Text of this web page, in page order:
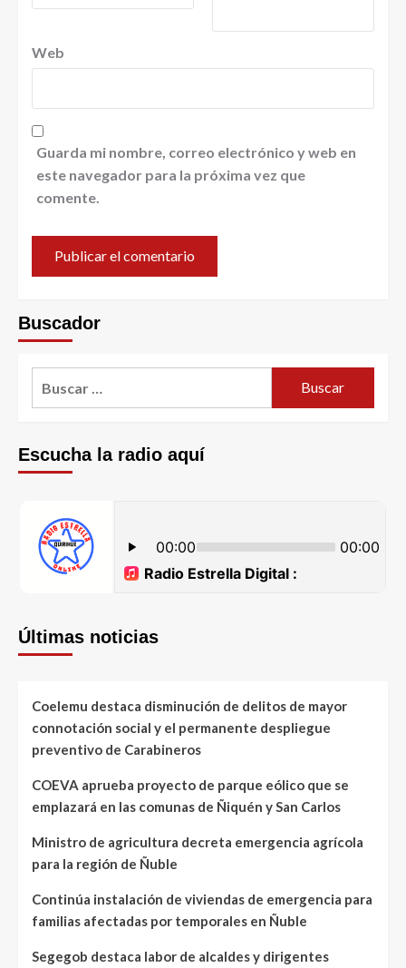
Web
Guarda mi nombre, correo electrónico y web en
este navegador para la próxima vez que
comente.
Buscador
Escucha la radio aquí
Últimas noticias
Coelemu destaca disminución de delitos de mayor
connotación social y el permanente despliegue
preventivo de Carabineros
COEVA aprueba proyecto de parque eólico que se
emplazará en las comunas de Ñiquén y San Carlos
Ministro de agricultura decreta emergencia agrícola
para la región de Ñuble
Continúa instalación de viviendas de emergencia para
familias afectadas por temporales en Ñuble
Segegob destaca labor de alcaldes y dirigentes